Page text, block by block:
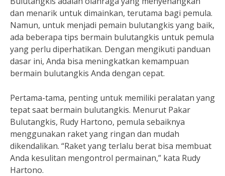
dan menarik untuk dimainkan, terutama bagi pemula.
Namun, untuk menjadi pemain bulutangkis yang baik,
ada beberapa tips bermain bulutangkis untuk pemula
yang perlu diperhatikan. Dengan mengikuti panduan
dasar ini, Anda bisa meningkatkan kemampuan
bermain bulutangkis Anda dengan cepat.
Pertama-tama, penting untuk memiliki peralatan yang
tepat saat bermain bulutangkis. Menurut Pakar
Bulutangkis, Rudy Hartono, pemula sebaiknya
menggunakan raket yang ringan dan mudah
dikendalikan. “Raket yang terlalu berat bisa membuat
Anda kesulitan mengontrol permainan,” kata Rudy
Hartono.